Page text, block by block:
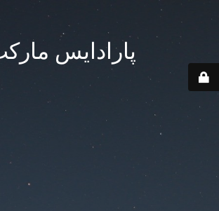
پارادایس